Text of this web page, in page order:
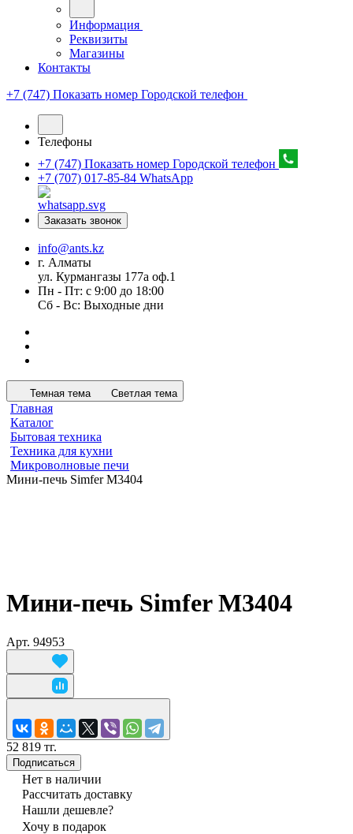
Информация
Реквизиты
Магазины
Контакты
+7 (747) Показать номер Городской телефон
Телефоны
+7 (747) Показать номер Городской телефон
+7 (707) 017-85-84 WhatsApp
Заказать звонок
info@ants.kz
г. Алматы
ул. Курмангазы 177а оф.1
Пн - Пт: с 9:00 до 18:00
Сб - Вс: Выходные дни
Темная тема Светлая тема
Главная
Каталог
Бытовая техника
Техника для кухни
Микроволновые печи
Мини-печь Simfer M3404
Мини-печь Simfer M3404
Арт. 94953
52 819 тг.
Подписаться
Нет в наличии
Рассчитать доставку
Нашли дешевле?
Хочу в подарок